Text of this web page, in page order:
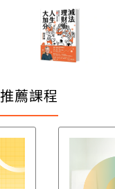
推薦課程